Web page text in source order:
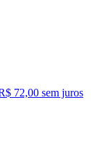
72,00 sem juros